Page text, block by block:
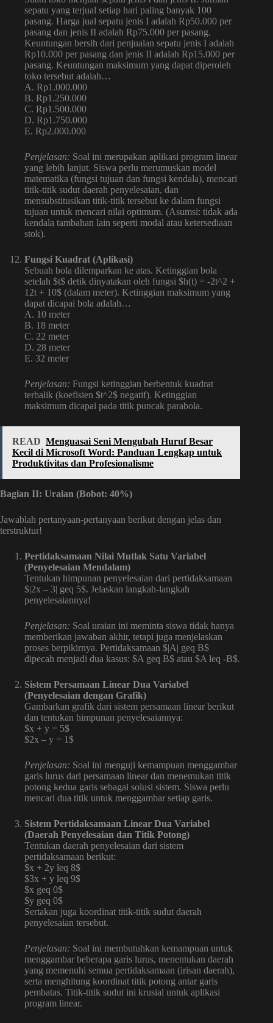
sepatu yang terjual setiap hari paling banyak 100
pasang. Harga jual sepatu jenis I adalah Rp50.000 per
pasang dan jenis II adalah Rp75.000 per pasang.
Keuntungan bersih dari penjualan sepatu jenis I adalah
Rp10.000 per pasang dan jenis II adalah Rp15.000 per
pasang. Keuntungan maksimum yang dapat diperoleh
toko tersebut adalah…
A. Rp1.000.000
B. Rp1.250.000
C. Rp1.500.000
D. Rp1.750.000
E. Rp2.000.000
Penjelasan: Soal ini merupakan aplikasi program linear
yang lebih lanjut. Siswa perlu merumuskan model
matematika (fungsi tujuan dan fungsi kendala), mencari
titik-titik sudut daerah penyelesaian, dan
mensubstitusikan titik-titik tersebut ke dalam fungsi
tujuan untuk mencari nilai optimum. (Asumsi: tidak ada
kendala tambahan lain seperti modal atau ketersediaan
stok).
Fungsi Kuadrat (Aplikasi)
Sebuah bola dilemparkan ke atas. Ketinggian bola
setelah $t$ detik dinyatakan oleh fungsi $h(t) = -2t^2 +
12t + 10$ (dalam meter). Ketinggian maksimum yang
dapat dicapai bola adalah…
A. 10 meter
B. 18 meter
C. 22 meter
D. 28 meter
E. 32 meter
Penjelasan: Fungsi ketinggian berbentuk kuadrat
terbalik (koefisien $t^2$ negatif). Ketinggian
maksimum dicapai pada titik puncak parabola.
READ Menguasai Seni Mengubah Huruf Besar
Kecil di Microsoft Word: Panduan Lengkap untuk
Produktivitas dan Profesionalisme
Bagian II: Uraian (Bobot: 40%)
Jawablah pertanyaan-pertanyaan berikut dengan jelas dan
terstruktur!
Pertidaksamaan Nilai Mutlak Satu Variabel
(Penyelesaian Mendalam)
Tentukan himpunan penyelesaian dari pertidaksamaan
$|2x – 3| geq 5$. Jelaskan langkah-langkah
penyelesaiannya!
Penjelasan: Soal uraian ini meminta siswa tidak hanya
memberikan jawaban akhir, tetapi juga menjelaskan
proses berpikirnya. Pertidaksamaan $|A| geq B$
dipecah menjadi dua kasus: $A geq B$ atau $A leq -B$.
Sistem Persamaan Linear Dua Variabel
(Penyelesaian dengan Grafik)
Gambarkan grafik dari sistem persamaan linear berikut
dan tentukan himpunan penyelesaiannya:
$x + y = 5$
$2x – y = 1$
Penjelasan: Soal ini menguji kemampuan menggambar
garis lurus dari persamaan linear dan menemukan titik
potong kedua garis sebagai solusi sistem. Siswa perlu
mencari dua titik untuk menggambar setiap garis.
Sistem Pertidaksamaan Linear Dua Variabel
(Daerah Penyelesaian dan Titik Potong)
Tentukan daerah penyelesaian dari sistem
pertidaksamaan berikut:
$x + 2y leq 8$
$3x + y leq 9$
$x geq 0$
$y geq 0$
Sertakan juga koordinat titik-titik sudut daerah
penyelesaian tersebut.
Penjelasan: Soal ini membutuhkan kemampuan untuk
menggambar beberapa garis lurus, menentukan daerah
yang memenuhi semua pertidaksamaan (irisan daerah),
serta menghitung koordinat titik potong antar garis
pembatas. Titik-titik sudut ini krusial untuk aplikasi
program linear.